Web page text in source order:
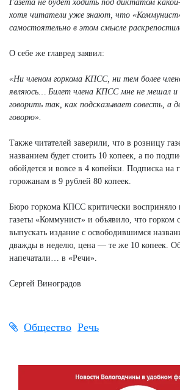
Газета не будет ходить под диктатом какой-
хотя читатели уже знают, что
самостоятельно в этом смысле
О себе же главред заявил:
«Ни членом горкома КПСС, ни тем более
являюсь… Билет члена КПСС мне не мешал
говорить так, как подсказывает совесть, а
говорю».
Также читателей заверили, что в розницу
названием будет стоить 10 копеек, а по
обойдется и вовсе в 4 копейки. Подписка на
горожанам в 9 рублей 80 копеек.
Бюро горкома КПСС критически восприняло
газеты «Коммунист» и объявило, что горком
выпускать издание с освободившимся
дважды в неделю, цена — те же 10 копеек.
напечатали… в «Речи».
Сергей Виноградов
Общество Речь